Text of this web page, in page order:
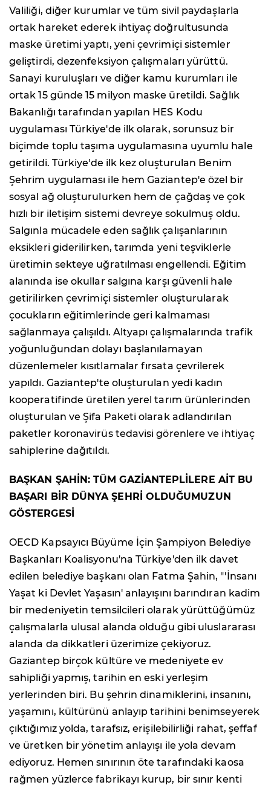
Valiliği, diğer kurumlar ve tüm sivil paydaşlarla
ortak hareket ederek ihtiyaç doğrultusunda
maske üretimi yaptı, yeni çevrimiçi sistemler
geliştirdi, dezenfeksiyon çalışmaları yürüttü.
Sanayi kuruluşları ve diğer kamu kurumları ile
ortak 15 günde 15 milyon maske üretildi. Sağlık
Bakanlığı tarafından yapılan HES Kodu
uygulaması Türkiye'de ilk olarak, sorunsuz bir
biçimde toplu taşıma uygulamasına uyumlu hale
getirildi. Türkiye'de ilk kez oluşturulan Benim
Şehrim uygulaması ile hem Gaziantep'e özel bir
sosyal ağ oluşturulurken hem de çağdaş ve çok
hızlı bir iletişim sistemi devreye sokulmuş oldu.
Salgınla mücadele eden sağlık çalışanlarının
eksikleri giderilirken, tarımda yeni teşviklerle
üretimin sekteye uğratılması engellendi. Eğitim
alanında ise okullar salgına karşı güvenli hale
getirilirken çevrimiçi sistemler oluşturularak
çocukların eğitimlerinde geri kalmaması
sağlanmaya çalışıldı. Altyapı çalışmalarında trafik
yoğunluğundan dolayı başlanılamayan
düzenlemeler kısıtlamalar fırsata çevrilerek
yapıldı. Gaziantep'te oluşturulan yedi kadın
kooperatifinde üretilen yerel tarım ürünlerinden
oluşturulan ve Şifa Paketi olarak adlandırılan
paketler koronavirüs tedavisi görenlere ve ihtiyaç
sahiplerine dağıtıldı.
BAŞKAN ŞAHİN: TÜM GAZİANTEPLİLERE AİT BU
BAŞARI BİR DÜNYA ŞEHRİ OLDUĞUMUZUN
GÖSTERGESİ
OECD Kapsayıcı Büyüme İçin Şampiyon Belediye
Başkanları Koalisyonu'na Türkiye'den ilk davet
edilen belediye başkanı olan Fatma Şahin, "'İnsanı
Yaşat ki Devlet Yaşasın' anlayışını barındıran kadim
bir medeniyetin temsilcileri olarak yürüttüğümüz
çalışmalarla ulusal alanda olduğu gibi uluslararası
alanda da dikkatleri üzerimize çekiyoruz.
Gaziantep birçok kültüre ve medeniyete ev
sahipliği yapmış, tarihin en eski yerleşim
yerlerinden biri. Bu şehrin dinamiklerini, insanını,
yaşamını, kültürünü anlayıp tarihini benimseyerek
çıktığımız yolda, tarafsız, erişilebilirliği rahat, şeffaf
ve üretken bir yönetim anlayışı ile yola devam
ediyoruz. Hemen sınırının öte tarafındaki kaosa
rağmen yüzlerce fabrikayı kurup, bir sınır kenti